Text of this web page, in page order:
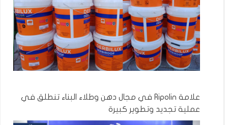
علامة Ripolin في مجال دهن وطلاء البناء تنطلق في
عملية تجديد وتطوير كبيرة